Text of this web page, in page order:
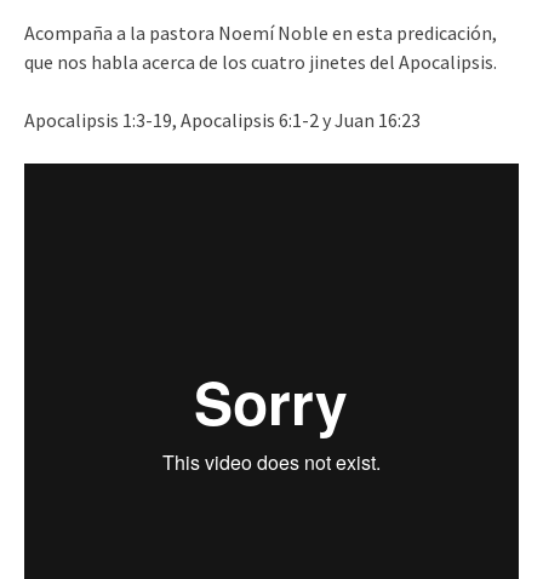
Acompaña a la pastora NoemíNoble en esta predicación,
que nos habla acerca de los cuatro jinetes del Apocalipsis.
Apocalipsis 1:3-19, Apocalipsis 6:1-2 yJuan 16:23